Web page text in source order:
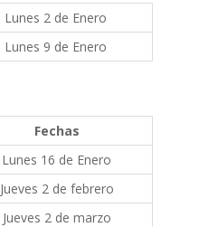
Lunes 2 de Enero
Lunes 9 de Enero
Fechas
Lunes 16 de Enero
Jueves 2 de febrero
Jueves 2 de marzo